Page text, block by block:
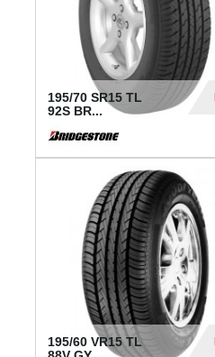
195/70 SR15 TL
92S BR...
195/60 VR15 TL